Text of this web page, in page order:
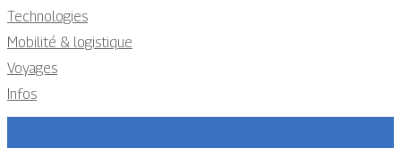
Technologies
Mobilité & logistique
Voyages
Infos